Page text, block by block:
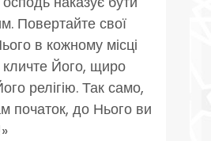
Повертайте свої
в кожному місці
кличте Його, щиро
релігію. Так само,
початок, до Нього ви